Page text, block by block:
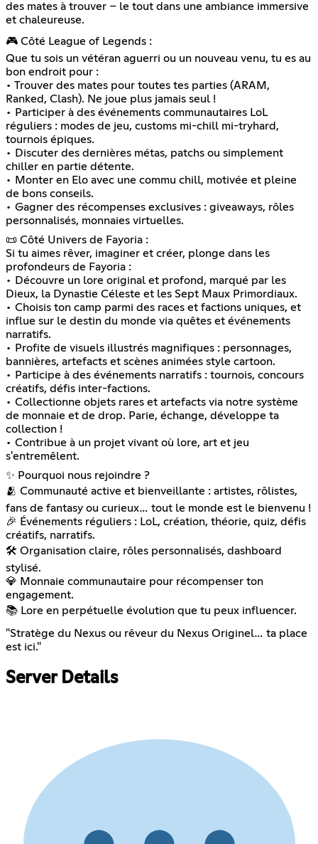
des mates à trouver – le tout dans une ambiance immersive
et chaleureuse.
🎮 Côté League of Legends :
Que tu sois un vétéran aguerri ou un nouveau venu, tu es au
bon endroit pour :
• Trouver des mates pour toutes tes parties (ARAM,
Ranked, Clash). Ne joue plus jamais seul !
• Participer à des événements communautaires LoL
réguliers : modes de jeu, customs mi-chill mi-tryhard,
tournois épiques.
• Discuter des dernières métas, patchs ou simplement
chiller en partie détente.
• Monter en Elo avec une commu chill, motivée et pleine
de bons conseils.
• Gagner des récompenses exclusives : giveaways, rôles
personnalisés, monnaies virtuelles.
📜 Côté Univers de Fayoria :
Si tu aimes rêver, imaginer et créer, plonge dans les
profondeurs de Fayoria :
• Découvre un lore original et profond, marqué par les
Dieux, la Dynastie Céleste et les Sept Maux Primordiaux.
• Choisis ton camp parmi des races et factions uniques, et
influe sur le destin du monde via quêtes et événements
narratifs.
• Profite de visuels illustrés magnifiques : personnages,
bannières, artefacts et scènes animées style cartoon.
• Participe à des événements narratifs : tournois, concours
créatifs, défis inter-factions.
• Collectionne objets rares et artefacts via notre système
de monnaie et de drop. Parie, échange, développe ta
collection !
• Contribue à un projet vivant où lore, art et jeu
s'entremêlent.
✨ Pourquoi nous rejoindre ?
🫂 Communauté active et bienveillante : artistes, rôlistes,
fans de fantasy ou curieux… tout le monde est le bienvenu !
🎉 Événements réguliers : LoL, création, théorie, quiz, défis
créatifs, narratifs.
🛠️ Organisation claire, rôles personnalisés, dashboard
stylisé.
💎 Monnaie communautaire pour récompenser ton
engagement.
📚 Lore en perpétuelle évolution que tu peux influencer.
"Stratège du Nexus ou rêveur du Nexus Originel… ta place
est ici."
Server Details